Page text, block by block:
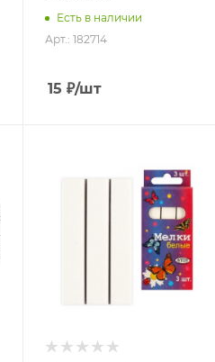
Есть в наличии
Арт.: 182714
15 ₽/шт